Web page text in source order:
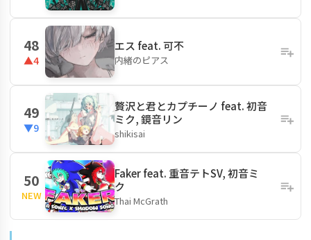
48
▲4
エス feat. 可不
内緒のピアス
49
▼9
贅沢と君とカプチーノ feat. 初音
ミク, 鏡音リン
shikisai
50
NEW
Faker feat. 重音テトSV, 初音ミ
ク
Thai McGrath